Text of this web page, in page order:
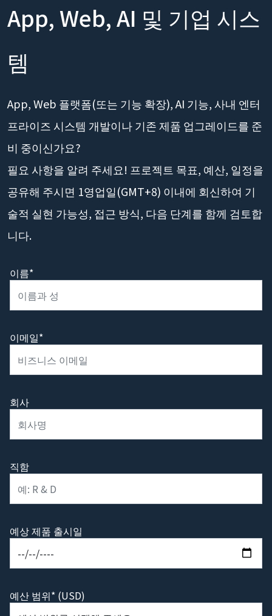
App, Web, AI 및 기업 시스
템
App, Web 플랫폼(또는 기능 확장), AI 기능, 사내 엔터
프라이즈 시스템 개발이나 기존 제품 업그레이드를 준
비 중이신가요?
필요 사항을 알려 주세요! 프로젝트 목표, 예산, 일정을
공유해 주시면 1영업일(GMT+8) 이내에 회신하여 기
술적 실현 가능성, 접근 방식, 다음 단계를 함께 검토합
니다.
이름*
이메일*
회사
직함
예상 제품 출시일
예산 범위* (USD)